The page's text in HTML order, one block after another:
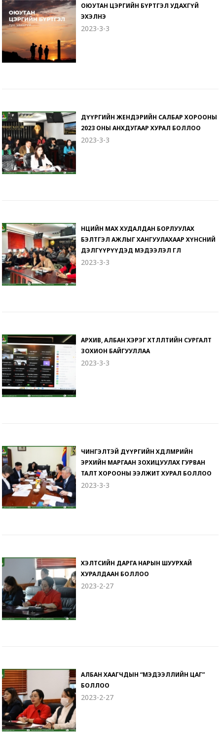
ОЮУТАН ЦЭРГИЙН БҮРТГЭЛ УДАХГҮЙ
ЭХЭЛНЭ
2023-3-3
ДҮҮРГИЙН ЖЕНДЭРИЙН САЛБАР ХОРООНЫ
2023 ОНЫ АНХДУГААР ХУРАЛ БОЛЛОО
2023-3-3
НӨӨЦИЙН МАХ ХУДАЛДАН БОРЛУУЛАХ
БЭЛТГЭЛ АЖЛЫГ ХАНГУУЛАХААР ХҮНСНИЙ
ДЭЛГҮҮРҮҮДЭД МЭДЭЭЛЭЛ ӨГЛӨӨ
2023-3-3
АРХИВ, АЛБАН ХЭРЭГ ХӨТЛӨЛТИЙН СУРГАЛТ
ЗОХИОН БАЙГУУЛЛАА
2023-3-3
ЧИНГЭЛТЭЙ ДҮҮРГИЙН ХӨДӨЛМӨРИЙН
ЭРХИЙН МАРГААН ЗОХИЦУУЛАХ ГУРВАН
ТАЛТ ХОРООНЫ ЭЭЛЖИТ ХУРАЛ БОЛЛОО
2023-3-3
ХЭЛТСИЙН ДАРГА НАРЫН ШУУРХАЙ
ХУРАЛДААН БОЛЛОО
2023-2-27
АЛБАН ХААГЧДЫН “МЭДЭЭЛЛИЙН ЦАГ”
БОЛЛОО
2023-2-27